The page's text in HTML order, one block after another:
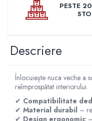
Diverse accesorii
Manson schimbator
Schimbatoare
Scrumiera
Ventilator
PESTE
Descriere
Înlocuiește nuca veche a
reîmprospătat interiorului.
✔ Compatibilitate
✔ Material durabil –
✔ Design ergonomic